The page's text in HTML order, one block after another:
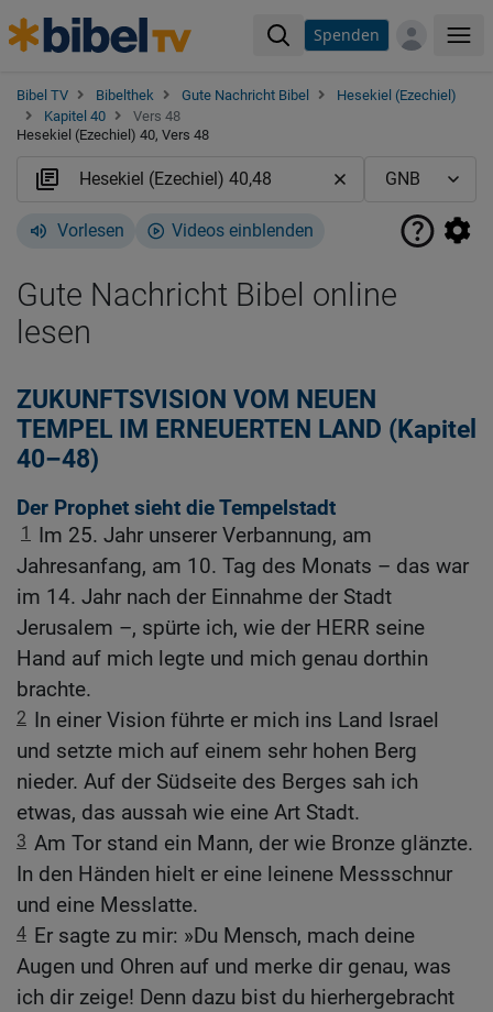
Spenden
Bibel TV Bibelthek Gute Nachricht Bibel
Hesekiel (Ezechiel)
Kapitel 40
Vers 48
Hesekiel (Ezechiel) 40, Vers 48
Vorlesen Videos einblenden
Gute Nachricht Bibel online
lesen
ZUKUNFTSVISION VOM NEUEN
TEMPEL IM ERNEUERTEN LAND (Kapitel
40–48)
Der Prophet sieht die Tempelstadt
1
Im 25. Jahr unserer Verbannung, am
Jahresanfang, am 10. Tag des Monats – das war
im 14. Jahr nach der Einnahme der Stadt
Jerusalem –, spürte ich, wie der HERR seine
Hand auf mich legte und mich genau dorthin
brachte.
2 In einer Vision führte er mich ins Land Israel
und setzte mich auf einem sehr hohen Berg
nieder. Auf der Südseite des Berges sah ich
etwas, das aussah wie eine Art Stadt.
3 Am Tor stand ein Mann, der wie Bronze glänzte.
In den Händen hielt er eine leinene Messschnur
und eine Messlatte.
4 Er sagte zu mir: »Du Mensch, mach deine
Augen und Ohren auf und merke dir genau, was
ich dir zeige! Denn dazu bist du hierhergebracht